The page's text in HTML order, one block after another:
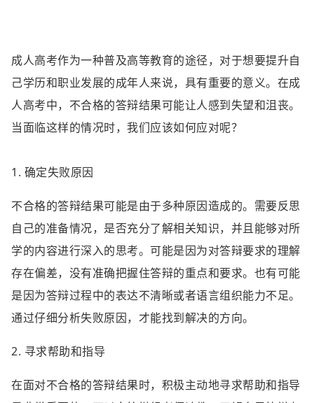
成人高考作为一种普及高等教育的途径，对于想要提升自
己学历和职业发展的成年人来说，具有重要的意义。在成
人高考中，不合格的答辩结果可能让人感到失望和沮丧。
当面临这样的情况时，我们应该如何应对呢？
1. 确定失败原因
不合格的答辩结果可能是由于多种原因造成的。需要反思
自己的准备情况，是否充分了解相关知识，并且能够对所
学的内容进行深入的思考。可能是因为对答辩要求的理解
存在偏差，没有准确把握住答辩的重点和要求。也有可能
是因为答辩过程中的表达不清晰或者语言组织能力不足。
通过仔细分析失败原因，才能找到解决的方向。
2. 寻求帮助和指导
在面对不合格的答辩结果时，积极主动地寻求帮助和指导